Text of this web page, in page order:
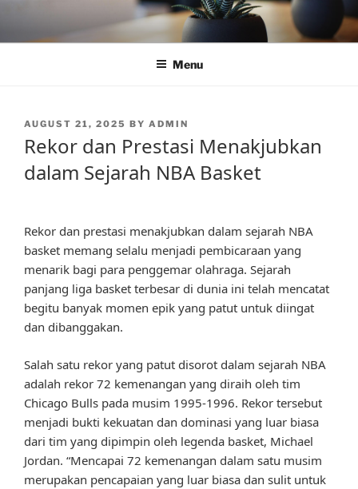
content
Menu
POSTED
AUGUST 21, 2025 BY ADMIN
Rekor dan Prestasi Menakjubkan
dalam Sejarah NBA Basket
Rekor dan prestasi menakjubkan dalam sejarah NBA
basket memang selalu menjadi pembicaraan yang
menarik bagi para penggemar olahraga. Sejarah
panjang liga basket terbesar di dunia ini telah mencatat
begitu banyak momen epik yang patut untuk diingat
dan dibanggakan.
Salah satu rekor yang patut disorot dalam sejarah NBA
adalah rekor 72 kemenangan yang diraih oleh tim
Chicago Bulls pada musim 1995-1996. Rekor tersebut
menjadi bukti kekuatan dan dominasi yang luar biasa
dari tim yang dipimpin oleh legenda basket, Michael
Jordan. “Mencapai 72 kemenangan dalam satu musim
merupakan pencapaian yang luar biasa dan sulit untuk